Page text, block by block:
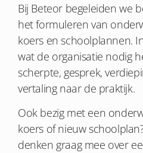
Bij Beteor begeleiden we
het formuleren van
koers en schoolplannen.
wat de organisatie nodig
scherpte, gesprek,
vertaling naar de praktijk.
Ook bezig met een
koers of nieuw
denken graag mee over